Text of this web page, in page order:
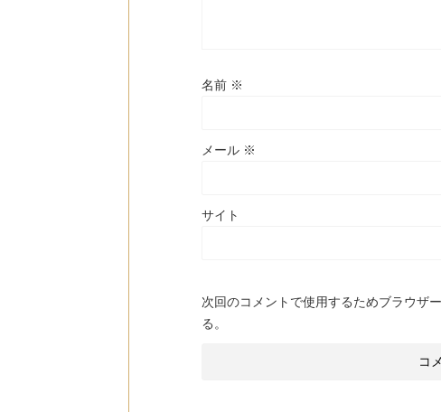
名前 ※
メール ※
サイト
次回のコメントで使用するためブラウザ
る。